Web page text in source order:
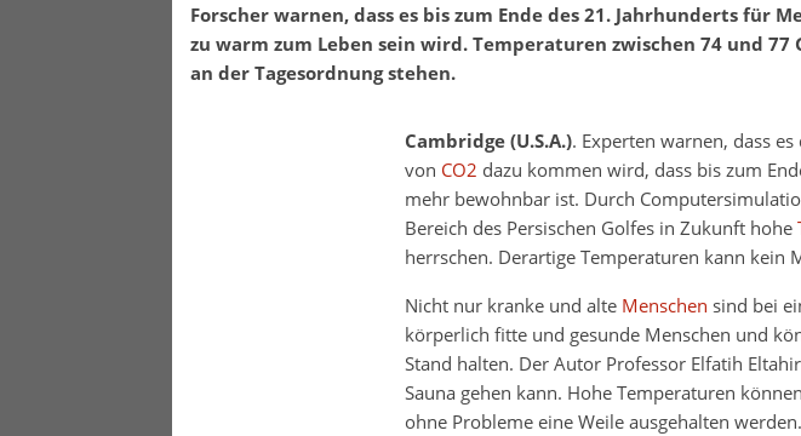
Forscher warnen, dass es bis zum Ende des 21. Jahrhunderts für
zu warm zum Leben sein wird. Temperaturen zwischen 74 und 77
an der Tagesordnung stehen.
Cambridge (U.S.A.). Experten warnen, dass
von CO2 dazu kommen wird, dass bis zum
mehr bewohnbar ist. Durch
Bereich des Persischen Golfes in Zukunft hohe
herrschen. Derartige Temperaturen kann kein
Nicht nur kranke und alte Menschen sind bei
körperlich fitte und gesunde Menschen und
Stand halten. Der Autor Professor Elfatih
Sauna gehen kann. Hohe Temperaturen
ohne Probleme eine Weile ausgehalten